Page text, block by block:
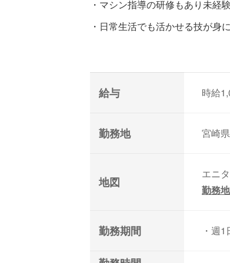
・マシン指導の研修もあり未経
・日常生活でも活かせる技が身
給与 時給
勤務地 宮崎
地図
エニ
勤務
勤務期間 ・週